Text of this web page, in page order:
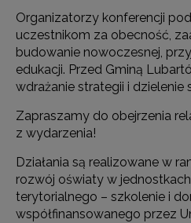
Organizatorzy konferencji
uczestnikom za obecność,
budowanie nowoczesnej,
edukacji. Przed Gminą
wdrażanie strategii i dzielenie
Zapraszamy do obejrzenia
z wydarzenia!
Działania są realizowane w
rozwój oświaty w
terytorialnego – szkolenie i
współfinansowanego przez